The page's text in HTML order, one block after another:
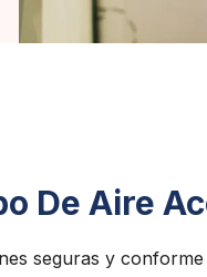
De Aire
seguras y